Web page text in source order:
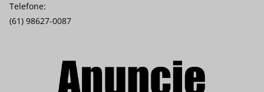
Telefone:
(61) 98627-0087